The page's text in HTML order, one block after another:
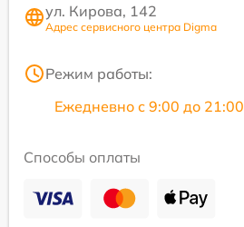
ул. Кирова, 142
Адрес сервисного центра Digma
Режим работы:
Ежедневно с 9:00 до 21:00
Способы оплаты